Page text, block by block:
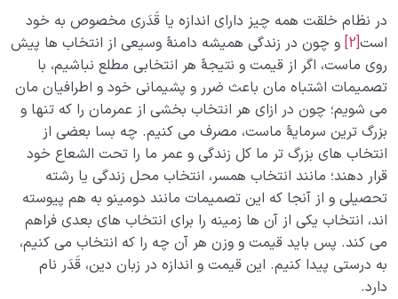
رابطه عمل و اخلاق چیست و آیا اخلاق قابل تغییر است؟
رابطه ظاهر و باطن چگونه رابطه‌ای است، کسب‌های ما
چگونه باطنمان را میسازند؟
نقش اندازه در زندگی ما و جهان خلقت چیست؟
انسان شناسی چگونه به ما در تشخیص مشکلات روحی
کمک می‌کند؟
دلایل عقلی اثبات معاد چیست؟ آیا عالمی غیر از دنیا وجود
دارد؟
ویژگی‌های آخرت چیست؟ عالم پس از مرگ چه جور جایی
در نظام خلقت همه چیز دارای اندازه یا قَدَری مخصوص به خود
است[2]
و چون در زندگی همیشه دامنۀ وسیعی از انتخاب ها پیش
روی ماست، اگر از قیمت و نتیجۀ هر انتخابی مطلع نباشیم، با
تصمیمات اشتباه مان باعث ضرر و پشیمانی خود و اطرافیان مان
می شویم؛ چون در ازای هر انتخاب بخشی از عمرمان را که تنها و
بزرگ ترین سرمایۀ ماست، مصرف می کنیم. چه بسا بعضی از
انتخاب­ های بزرگ ­تر ما کل زندگی و عمر ما را تحت­ الشعاع خود
قرار دهند؛ مانند انتخاب همسر، انتخاب محل زندگی یا رشته
تحصیلی و از آنجا که این تصمیمات مانند دومینو به هم پیوسته
اند، انتخاب یکی از آن ها زمینه را برای انتخاب های بعدی فراهم
می کند. پس باید قیمت و وزن هر آن چه را که انتخاب می کنیم،
به درستی پیدا کنیم. این قیمت و اندازه در زبان دین، قَدَر نام
دارد.